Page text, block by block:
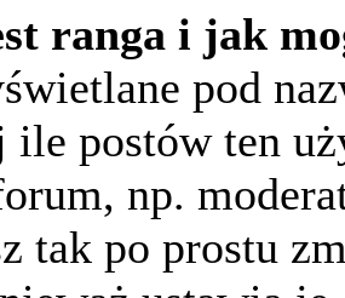
ranga i jak
pod
ile postów ten
np.
tak po prostu